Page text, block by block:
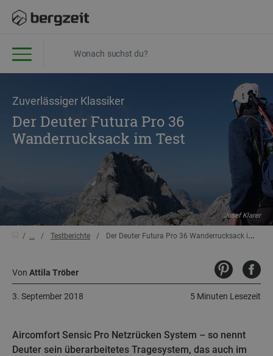
Zuverlässiger Klassiker
Der Deuter Futura Pro 36
Wanderrucksack im Test
Josef Klarer
... Testberichte Der Deuter Futura Pro 36 Wanderrucksack im Test
Von Attila Tröber
5 Minuten Lesezeit
3. September 2018
Aircomfort Sensic Pro Netzrücken System – so nennt
Deuter sein überarbeitetes Tragesystem, das auch im